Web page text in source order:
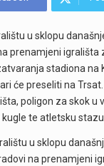
u sklopu
prenamjeni igrališta
stadiona na
će preseliti na
poligon za skok u
te atletsku stazu.
u sklopu
na prenamjeni